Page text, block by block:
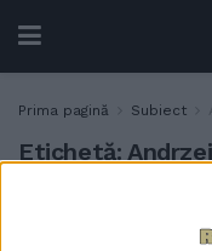
Prima pagină Subiect
Etichetă: